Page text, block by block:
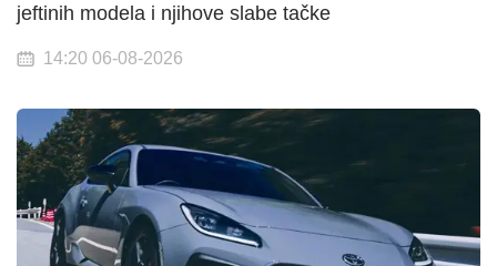
jeftinih modela i njihove slabe tačke
14:20 06-08-2026